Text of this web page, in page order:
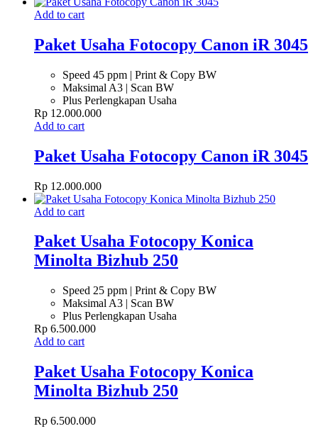
Add to cart
Paket Usaha Fotocopy Canon iR 3045
Speed 45 ppm | Print & Copy BW
Maksimal A3 | Scan BW
Plus Perlengkapan Usaha
Rp 12.000.000
Add to cart
Paket Usaha Fotocopy Canon iR 3045
Rp 12.000.000
Add to cart
Paket Usaha Fotocopy Konica
Minolta Bizhub 250
Speed 25 ppm | Print & Copy BW
Maksimal A3 | Scan BW
Plus Perlengkapan Usaha
Rp 6.500.000
Add to cart
Paket Usaha Fotocopy Konica
Minolta Bizhub 250
Rp 6.500.000